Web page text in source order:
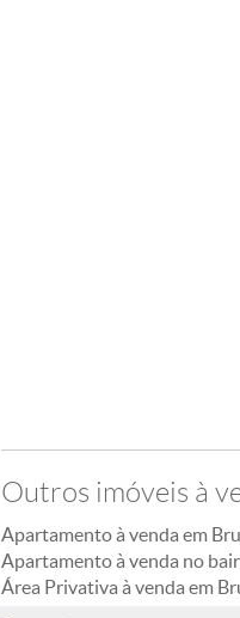
Outros imóveis à
Apartamento à venda em
Apartamento à venda no
Área Privativa à venda em